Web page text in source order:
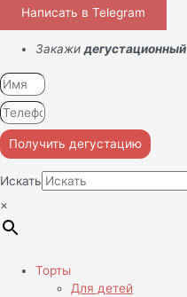
Написать в Telegram
Закажи дегустационный
Получить дегустацию
Искать
×
Торты
Для детей